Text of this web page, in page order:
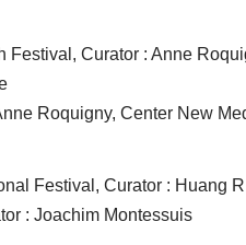
Festival, Curator : Anne
Roquigny, Center New
Festival, Curator : Huang
: Joachim Montessuis